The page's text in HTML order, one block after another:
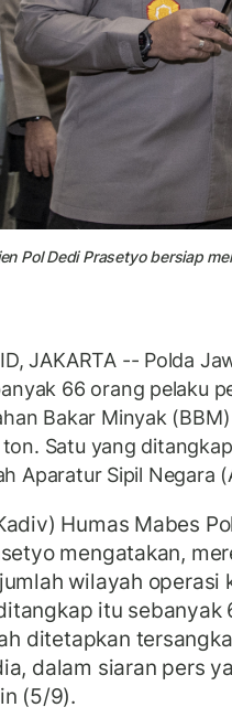
Pol Dedi Prasetyo bersiap
JAKARTA -- Polda
66 orang pelaku
Bakar Minyak
Satu yang
Aparatur Sipil Negara
Humas Mabes
mengatakan,
wilayah operasi
itu sebanyak
ditetapkan
dalam siaran pers
(5/9).